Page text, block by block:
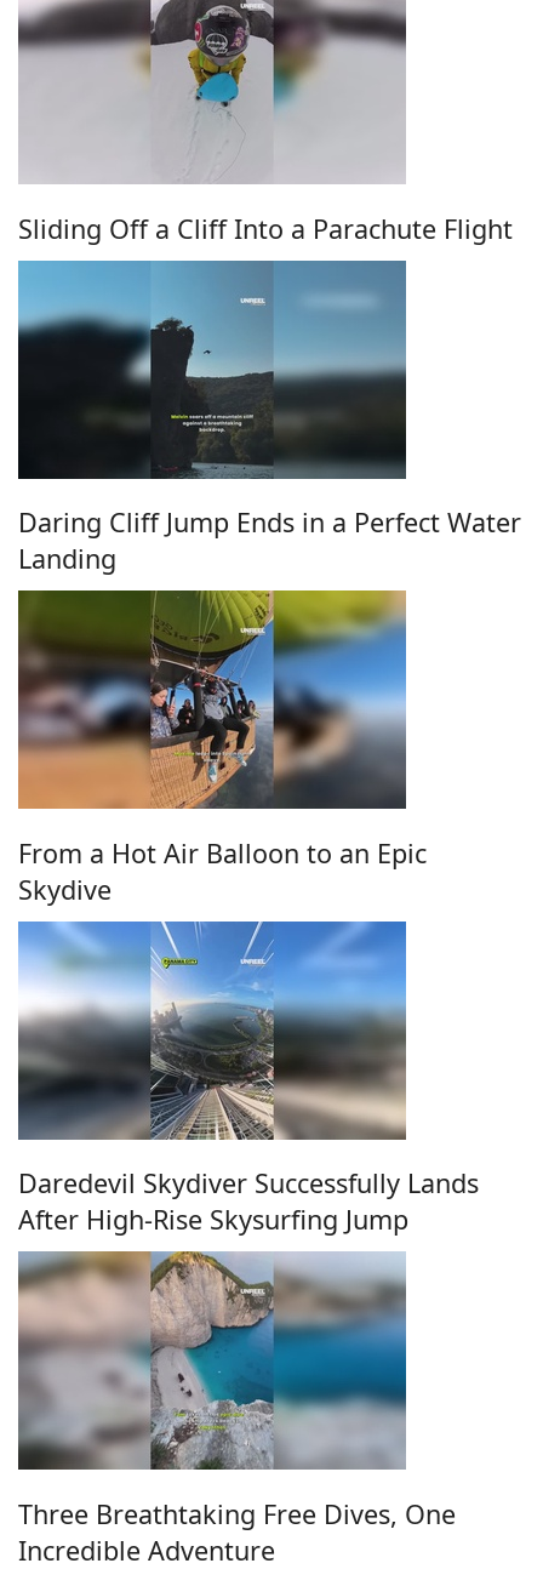
Sliding Off a Cliff Into a Parachute Flight
Daring Cliff Jump Ends in a Perfect Water
Landing
From a Hot Air Balloon to an Epic
Skydive
Daredevil Skydiver Successfully Lands
After High-Rise Skysurfing Jump
Three Breathtaking Free Dives, One
Incredible Adventure